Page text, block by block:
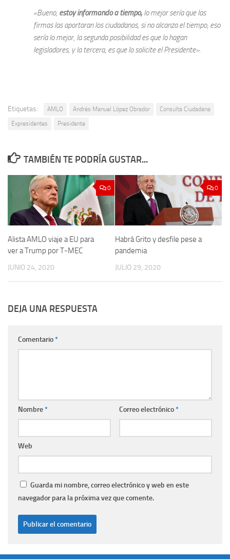
«Bueno, estoy informando a tiempo, lo mejor sería que las
firmas las aportaran los ciudadanos, si no alcanza el tiempo, eso
sería lo mejor, la segunda posibilidad es que lo hagan
legisladores, y la tercera, es que lo solicite el Presidente».
Etiquetas: AMLO Andrés Manuel López Obrador
Consulta Ciudadana
Expresidentes
Presidente
TAMBIÉN TE PODRÍA GUSTAR...
0
Alista AMLO viaje a EU para
ver a Trump por T-MEC
JUNIO 24, 2020
0
Habrá Grito y desfile pese a
pandemia
JULIO 29, 2020
DEJA UNA RESPUESTA
Comentario*
Nombre* Correo electrónico*
Web
Guarda mi nombre, correo electrónico y web en este
navegador para la próxima vez que comente.